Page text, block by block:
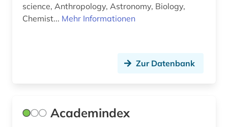
branchen (1)
branchenprofil (1)
science, Anthropology, Astronomy, Biology,
Chemist... Mehr Informationen
Zur Datenbank
Academindex